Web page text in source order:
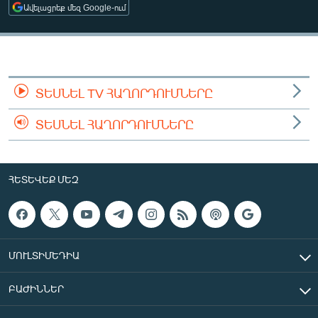
ՄԻՋԱԶԳԱՅԻՆ
ՄՇԱԿՈՒՅԹ
ՄԵԿՆԱԲԱՆՈՒԹՅՈՒՆ
ՏՏ ԵՒ ԻՆՏԵՐՆԵՏ
ԿՈՐՈՆԱՎԻՐՈՒՍ
ԱՐԽԻՎ
ԲԱՆԱՎԵՃ
ՁԳՏԵԼՈՎ ԼԱՎԱԳՈՒՅՆԻՆ
Հայերեն
Ավելացրեք մեզ Google-ում
ՏԵՍՆԵԼ TV ՀԱՂՈՐԴՈՒՄՆԵՐԸ
ՏԵՍՆԵԼ ՀԱՂՈՐԴՈՒՄՆԵՐԸ
ՀԵՏԵՎԵՔ ՄԵԶ
ՄՈՒԼՏԻՄԵԴԻԱ
ԲԱԺԻՆՆԵՐ